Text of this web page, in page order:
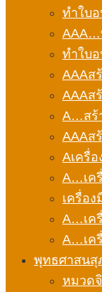
ทำใบ
AAA…
ทำใบ
AAAส
AAAส
A…สร้
AAAส
Aเครื่
A…เค
เครื่อ
A…เค
A…เค
พุทธศาสนสุ
หมวด